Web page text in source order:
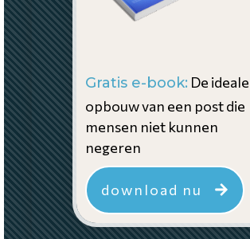
Gratis e-book: De ideale
opbouw van een post die
mensen niet kunnen
negeren
download nu